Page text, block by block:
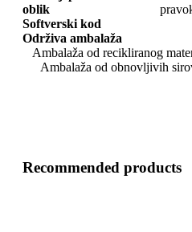
oblik
Softverski kod
Održiva ambalaža
Ambalaža od recikliranog
Ambalaža od obnovljivih
Recommended products